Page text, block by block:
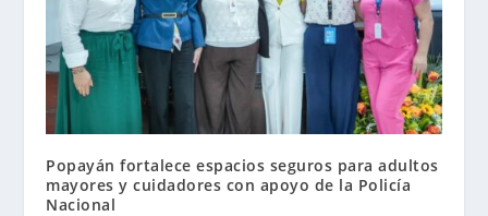
Popayán fortalece espacios seguros para adultos
mayores y cuidadores con apoyo de la Policía
Nacional